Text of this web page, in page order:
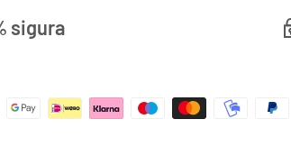
sigura